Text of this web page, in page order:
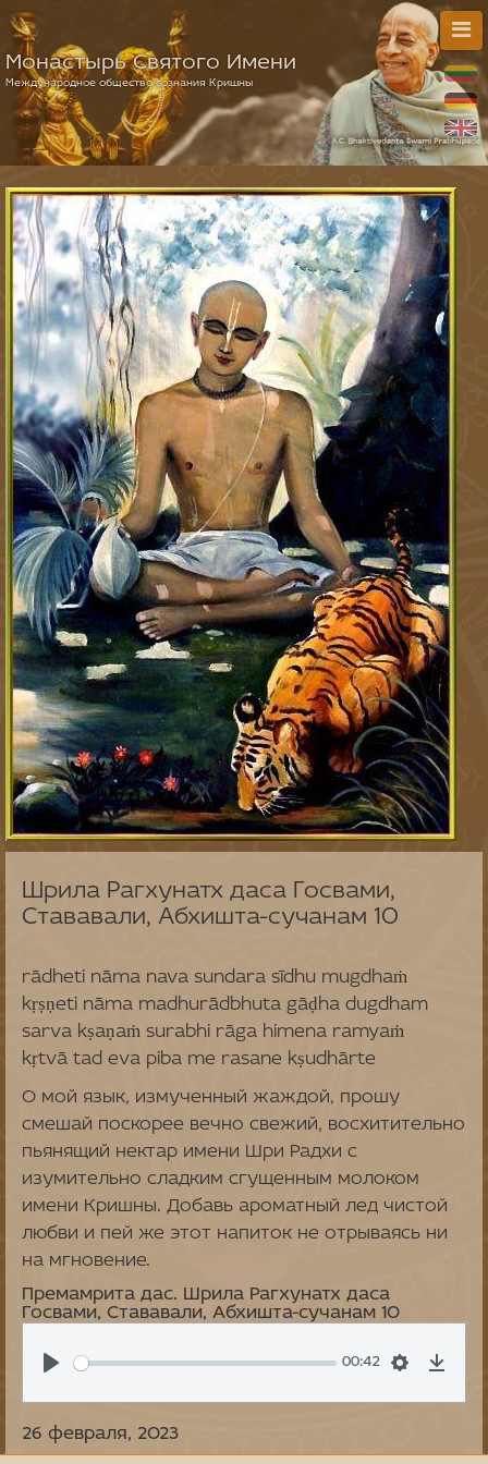
Монастырь Святого Имени
Международное общество сознания Кришны
Шрила Рагхунатх даса Госвами,
Стававали, Абхишта-сучанам 10
rādheti nāma nava sundara sīdhu mugdhaṁ
kṛṣṇeti nāma madhurādbhuta gāḍha dugdham
sarva kṣaṇaṁ surabhi rāga himena ramyaṁ
kṛtvā tad eva piba me rasane kṣudhārte
О мой язык, измученный жаждой, прошу
смешай поскорее вечно свежий, восхитительно
пьянящий нектар имени Шри Радхи с
изумительно сладким сгущенным молоком
имени Кришны. Добавь ароматный лед чистой
любви и пей же этот напиток не отрываясь ни
на мгновение.
Премамрита дас. Шрила Рагхунатх даса
Госвами, Стававали, Абхишта-сучанам 10
00:42
26 февраля, 2023